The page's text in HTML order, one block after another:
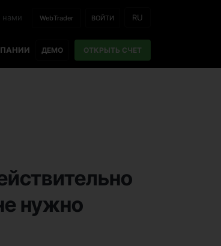
нами WebTrader ВОЙТИ RU
ДЕМО ОТКРЫТЬ СЧЕТ
нужно